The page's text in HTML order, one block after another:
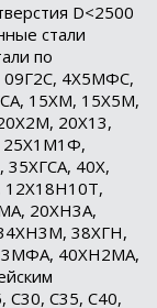
D<2500
стали
по
09Г2С, 4Х5МФС,
15ХМ, 15Х5М,
20Х13,
25Х1М1Ф,
40Х,
20ХН3А,
38ХГН,
40ХН2МА,
C35, C40,